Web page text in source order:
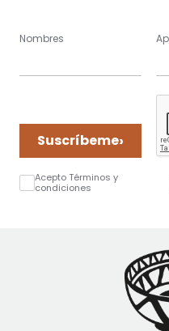
Nombres
Suscríbeme›
Acepto Términos y
condiciones